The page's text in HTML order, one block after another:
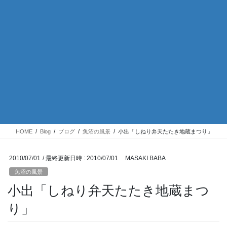
HOME Blog ブログ 魚沼の風景 小出「しねり弁天たたき地蔵まつり」
2010/07/01 / 最終更新日時 : 2010/07/01 MASAKI BABA
魚沼の風景
小出「しねり弁天たたき地蔵まつ
り」